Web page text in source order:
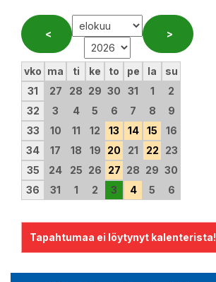
vko ma ti ke to pe la
su
31
27 28 29 30 31 1
2
32
3 4 5 6 7 8
9
33
10 11 12 13 14 15
16
34
17 18 19 20 21 22
23
35
24 25 26 27 28 29 30
36
31 1 2 3 4 5 6
Tapahtumaa ei löytynyt kalenterista!